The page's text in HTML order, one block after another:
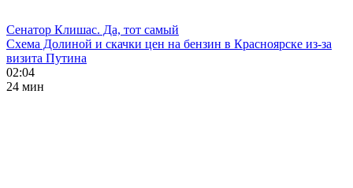
Сенатор Клишас. Да, тот самый
Схема Долиной и скачки цен на бензин в Красноярске из-за
визита Путина
02:04
24 мин